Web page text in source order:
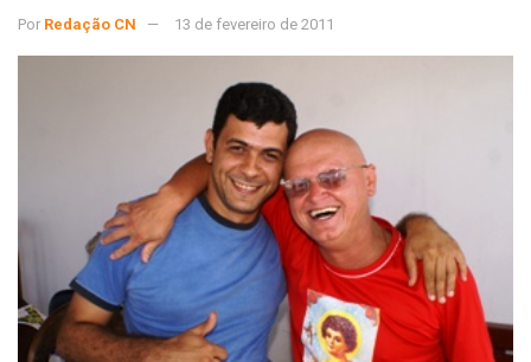
Por Redação CN 13 de fevereiro de 2011